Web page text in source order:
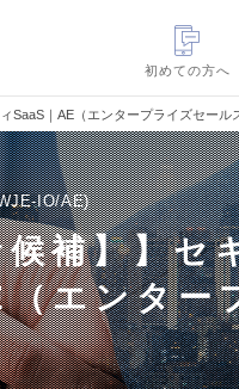
初めての方へ
SaaS｜AE（エンタープライズセール
IO/AE
補】】セ
エンター